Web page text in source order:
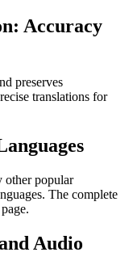
Accuracy
preserves
translations for
other popular
The complete
Audio